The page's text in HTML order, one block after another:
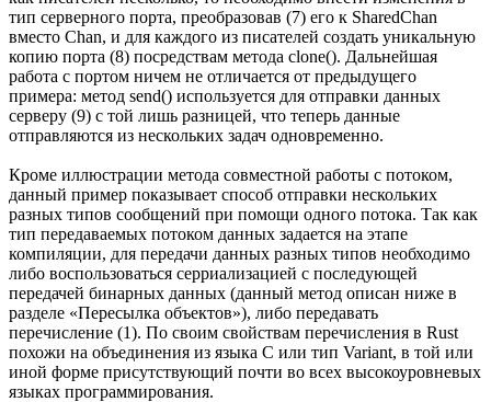
тип серверного порта, преобразовав (7) его к SharedChan
вместо Chan, и для каждого из писателей создать уникальную
копию порта (8) посредствам метода clone(). Дальнейшая
работа с портом ничем не отличается от предыдущего
примера: метод send() используется для отправки данных
серверу (9) с той лишь разницей, что теперь данные
отправляются из нескольких задач одновременно.
Кроме иллюстрации метода совместной работы с потоком,
данный пример показывает способ отправки нескольких
разных типов сообщений при помощи одного потока. Так как
тип передаваемых потоком данных задается на этапе
компиляции, для передачи данных разных типов необходимо
либо воспользоваться серриализацией с последующей
передачей бинарных данных (данный метод описан ниже в
разделе «Пересылка объектов»), либо передавать
перечисление (1). По своим свойствам перечисления в Rust
похожи на объединения из языка C или тип Variant, в той или
иной форме присутствующий почти во всех высокоуровневых
языках программирования.